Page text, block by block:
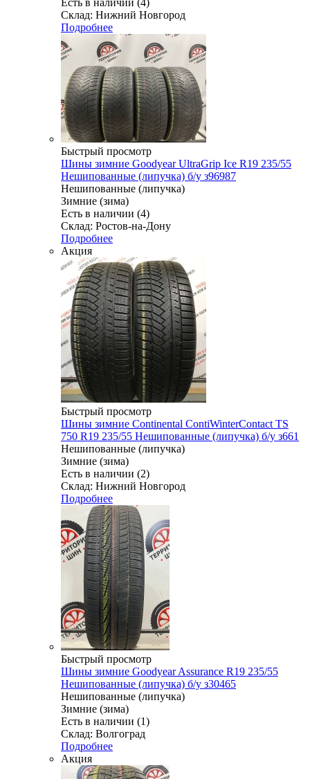
Есть в наличии (4)
Склад: Нижний Новгород
Подробнее
Быстрый просмотр
Шины зимние Goodyear UltraGrip Ice R19 235/55
Нешипованные (липучка) б/у з96987
Нешипованные (липучка)
Зимние (зима)
Есть в наличии (4)
Склад: Ростов-на-Дону
Подробнее
Акция
Быстрый просмотр
Шины зимние Continental ContiWinterContact TS
750 R19 235/55 Нешипованные (липучка) б/у з661
Нешипованные (липучка)
Зимние (зима)
Есть в наличии (2)
Склад: Нижний Новгород
Подробнее
Быстрый просмотр
Шины зимние Goodyear Assurance R19 235/55
Нешипованные (липучка) б/у з30465
Нешипованные (липучка)
Зимние (зима)
Есть в наличии (1)
Склад: Волгоград
Подробнее
Акция